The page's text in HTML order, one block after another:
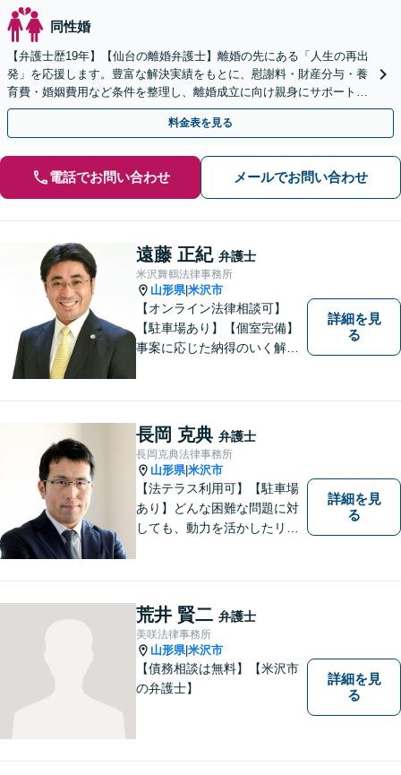
同性婚
【弁護士歴19年】【仙台の離婚弁護士】離婚の先にある「人生の再出
発」を応援します。豊富な解決実績をもとに、慰謝料・財産分与・養
育費・婚姻費用など条件を整理し、離婚成立に向け親身にサポートし
ます。【大町西公園駅1分】【夜間・休日対応可能】
料金表を見る
電話でお問い合わせ メールでお問い合わせ
遠藤 正紀 弁護士
米沢舞鶴法律事務所
山形県|米沢市
【オンライン法律相談可】
【駐車場あり】【個室完備】
事案に応じた納得のいく解決
詳細を見
る
長岡 克典 弁護士
長岡克典法律事務所
山形県|米沢市
【法テラス利用可】【駐車場
あり】どんな困難な問題に対
しても、動力を活かしたリー
いた案件は1日でも早く解決す
るよう努力することで早期解
決を目指します。 お気軽にご
相談ください。
詳細を見
る
荒井 賢二 弁護士
美咲法律事務所
山形県|米沢市
【債務相談は無料】【米沢市
の弁護士】
詳細を見
る